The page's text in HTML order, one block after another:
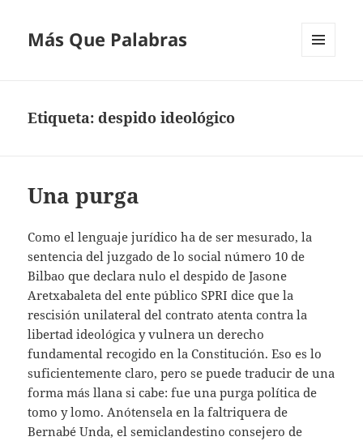
Más Que Palabras
Etiqueta:despido ideológico
Una purga
Como el lenguaje jurídico ha de ser mesurado, la
sentencia del juzgado de lo social número 10 de
Bilbao que declara nulo el despido de Jasone
Aretxabaleta del ente público SPRI dice que la
rescisión unilateral del contrato atenta contra la
libertad ideológica y vulnera un derecho
fundamental recogido en la Constitución. Eso es lo
suficientemente claro, pero se puede traducir de una
forma más llana si cabe: fue una purga política de
tomo y lomo. Anótensela en la faltriquera de
Bernabé Unda, el semiclandestino consejero de